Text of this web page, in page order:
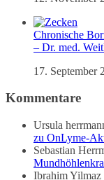
Chronische
– Dr. med.
17. September
Kommentare
Ursula
zu OnLyme-
Sebastian
Ibrahim Yilmaz